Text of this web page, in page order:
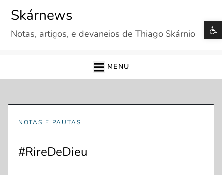
content
Skárnews
Notas, artigos, e devaneios de Thiago Skárnio
MENU
NOTAS E PAUTAS
#RireDeDieu